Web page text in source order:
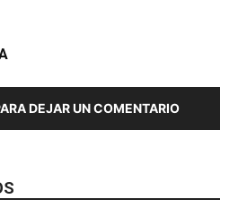
DEJAR UN COMENTARIO